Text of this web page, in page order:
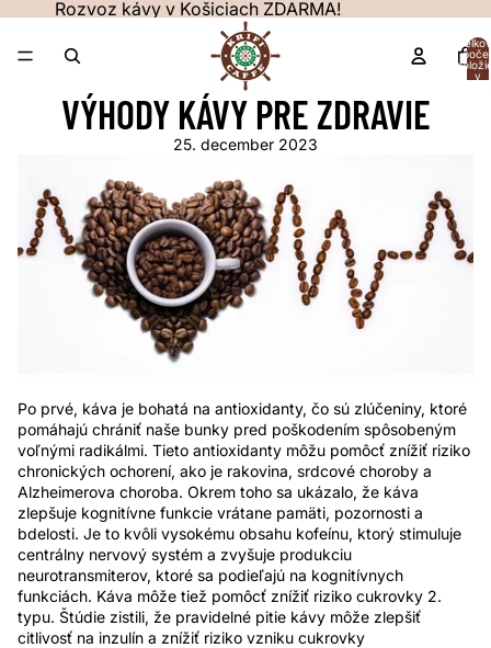
Rozvoz kávy v Košiciach ZDARMA!
počet
v
VÝHODY KÁVY PRE ZDRAVIE
25. december 2023
Po prvé, káva je bohatá na antioxidanty, čo sú zlúčeniny, ktoré
pomáhajú chrániť naše bunky pred poškodením spôsobeným
voľnými radikálmi. Tieto antioxidanty môžu pomôcť znížiť riziko
chronických ochorení, ako je rakovina, srdcové choroby a
Alzheimerova choroba. Okrem toho sa ukázalo, že káva
zlepšuje kognitívne funkcie vrátane pamäti, pozornosti a
bdelosti. Je to kvôli vysokému obsahu kofeínu, ktorý stimuluje
centrálny nervový systém a zvyšuje produkciu
neurotransmiterov, ktoré sa podieľajú na kognitívnych
funkciách. Káva môže tiež pomôcť znížiť riziko cukrovky 2.
typu. Štúdie zistili, že pravidelné pitie kávy môže zlepšiť
citlivosť na inzulín a znížiť riziko vzniku cukrovky